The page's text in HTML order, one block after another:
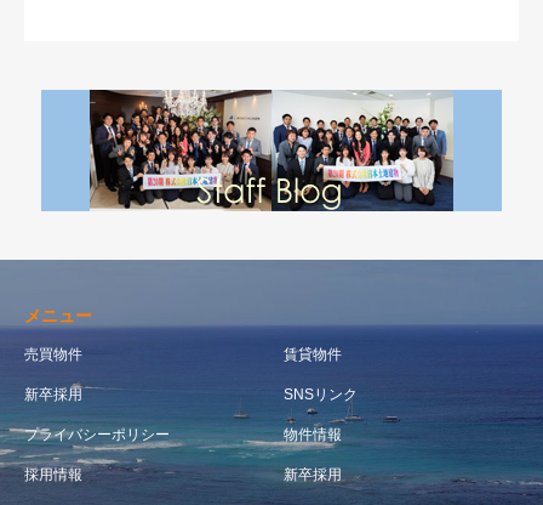
メニュー
売買物件 賃貸物件
新卒採用 SNSリンク
プライバシーポリシー 物件情報
採用情報 新卒採用